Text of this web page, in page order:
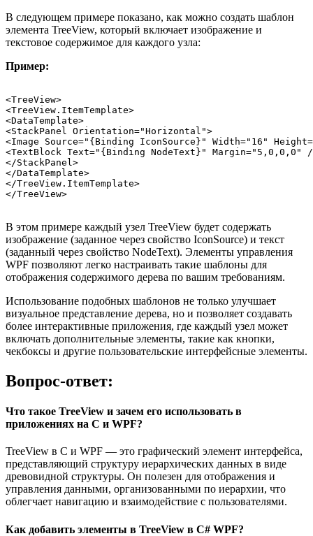
В следующем примере показано, как можно создать шаблон
элемента TreeView, который включает изображение и
текстовое содержимое для каждого узла:
Пример:
<TreeView>
<TreeView.ItemTemplate>
<DataTemplate>
<StackPanel Orientation="Horizontal">
<Image Source="{Binding IconSource}" Width="16"
<TextBlock Text="{Binding NodeText}" Margin="5,0,0,0"
</StackPanel>
</DataTemplate>
</TreeView.ItemTemplate>
В этом примере каждый узел TreeView будет содержать
изображение (заданное через свойство IconSource) и текст
(заданный через свойство NodeText). Элементы управления
WPF позволяют легко настраивать такие шаблоны для
отображения содержимого дерева по вашим требованиям.
Использование подобных шаблонов не только улучшает
визуальное представление дерева, но и позволяет создавать
более интерактивные приложения, где каждый узел может
включать дополнительные элементы, такие как кнопки,
чекбоксы и другие пользовательские интерфейсные элементы.
Вопрос-ответ:
Что такое TreeView и зачем его использовать в
приложениях на C и WPF?
TreeView в C и WPF — это графический элемент интерфейса,
представляющий структуру иерархических данных в виде
древовидной структуры. Он полезен для отображения и
управления данными, организованными по иерархии, что
облегчает навигацию и взаимодействие с пользователями.
Как добавить элементы в TreeView в C# WPF?